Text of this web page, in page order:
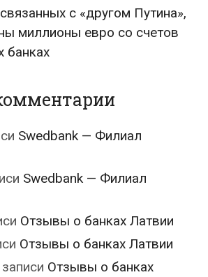
с «другом Путина»,
миллионы евро со счетов
банках
Swedbank — Филиал
Swedbank — Филиал
Отзывы о банках Латвии
Отзывы о банках Латвии
Отзывы о банках